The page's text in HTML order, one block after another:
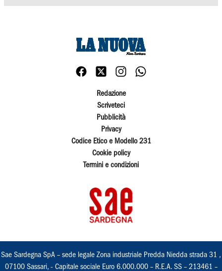
Redazione
Scriveteci
Pubblicità
Privacy
Codice Etico e Modello 231
Cookie policy
Termini e condizioni
Sae Sardegna SpA – sede legale Zona industriale Predda Niedda strada 31 ,
07100 Sassari, - Capitale sociale Euro 6.000.000 – R.E.A. SS – 213461 –